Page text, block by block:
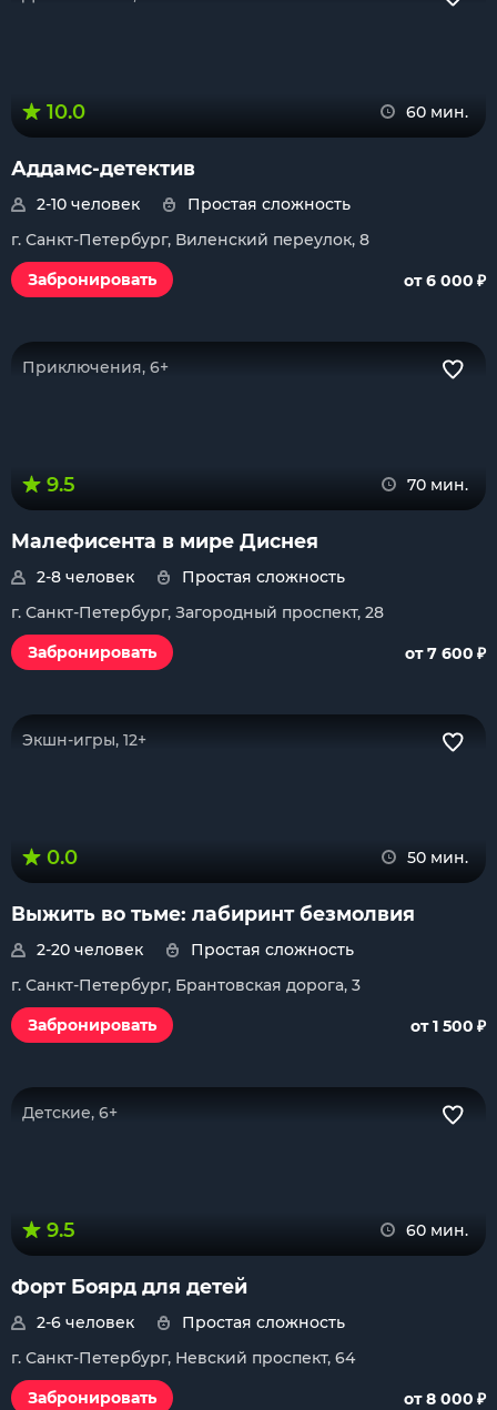
10.0 60 мин.
Аддамс-детектив
2-10 человек
Простая сложность
г. Санкт-Петербург, Виленский переулок, 8
Забронировать
от 6 000 ₽
Приключения, 6+
9.5 70 мин.
Малефисента в мире Диснея
2-8 человек
Простая сложность
г. Санкт-Петербург, Загородный проспект, 28
Забронировать
от 7 600 ₽
Экшн-игры, 12+
0.0 50 мин.
Выжить во тьме: лабиринт безмолвия
2-20 человек
Простая сложность
г. Санкт-Петербург, Брантовская дорога, 3
Забронировать
от 1 500 ₽
Детские, 6+
9.5 60 мин.
Форт Боярд для детей
2-6 человек
Простая сложность
г. Санкт-Петербург, Невский проспект, 64
Забронировать
от 8 000 ₽